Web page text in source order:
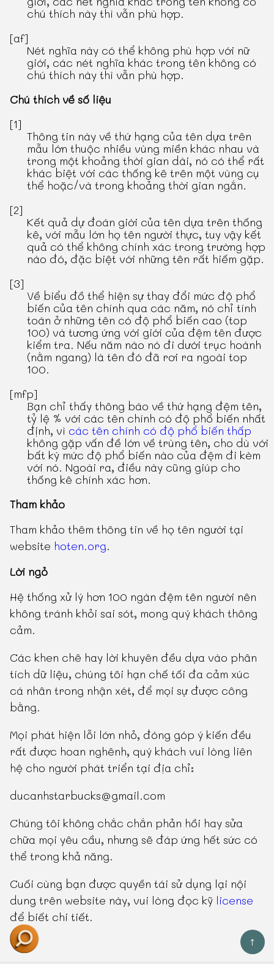
chú thích này thì vẫn phù hợp.
[af]
Nét nghĩa này có thể không phù hợp với nữ
giới, các nét nghĩa khác trong tên không có
chú thích này thì vẫn phù hợp.
Chú thích về số liệu
[1]
Thông tin này về thứ hạng của tên dựa trên
mẫu lớn thuộc nhiều vùng miền khác nhau và
trong một khoảng thời gian dài, nó có thể rất
khác biệt với các thống kê trên một vùng cụ
thể hoặc/và trong khoảng thời gian ngắn.
[2]
Kết quả dự đoán giới của tên dựa trên thống
kê, với mẫu lớn họ tên người thực, tuy vậy kết
quả có thể không chính xác trong trường hợp
nào đó, đặc biệt với những tên rất hiếm gặp.
[3]
Về biểu đồ thể hiện sự thay đổi mức độ phổ
biến của tên chính qua các năm, nó chỉ tính
toán ở những tên có độ phổ biến cao (top
100) và tương ứng với giới của đệm tên được
kiểm tra. Nếu năm nào nó đi dưới trục hoành
(nằm ngang) là tên đó đã rơi ra ngoài top
100.
[mfp]
Bạn chỉ thấy thông báo về thứ hạng đệm tên,
tỷ lệ % với các tên chính có độ phổ biến nhất
định, vì các tên chính có độ phổ biến thấp
không gặp vấn đề lớn về trùng tên, cho dù với
bất kỳ mức độ phổ biến nào của đệm đi kèm
với nó. Ngoài ra, điều này cũng giúp cho
thống kê chính xác hơn.
Tham khảo
Tham khảo thêm thông tin về họ tên người tại
website hoten.org.
Lời ngỏ
Hệ thống xử lý hơn 100 ngàn đệm tên người nên
không tránh khỏi sai sót, mong quý khách thông
cảm.
Các khen chê hay lời khuyên đều dựa vào phân
tích dữ liệu, chúng tôi hạn chế tối đa cảm xúc
cá nhân trong nhận xét, để mọi sự được công
bằng.
Mọi phát hiện lỗi lớn nhỏ, đóng góp ý kiến đều
rất được hoan nghênh, quý khách vui lòng liên
hệ cho người phát triển tại địa chỉ:
ducanhstarbucks@gmail.com
Chúng tôi không chắc chắn phản hồi hay sửa
chữa mọi yêu cầu, nhưng sẽ đáp ứng hết sức có
thể trong khả năng.
Cuối cùng bạn được quyền tái sử dụng lại nội
dung trên website này, vui lòng đọc kỹ license
để biết chi tiết.
↑